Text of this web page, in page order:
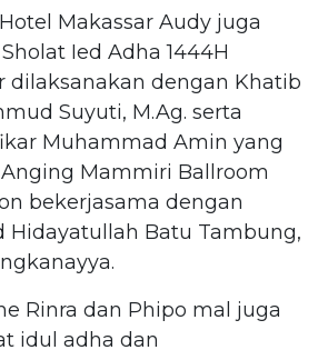
Makassar Audy juga
Ied Adha 1444H
dilaksanakan dengan Khatib
Suyuti, M.Ag. serta
Muhammad Amin yang
Mammiri Ballroom
bekerjasama dengan
Hidayatullah Batu Tambung,
Rinra dan Phipo mal juga
idul adha dan